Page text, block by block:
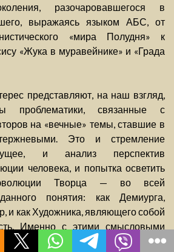
разочаровавшегося в
выражаясь языком АБС, от
«мира Полудня» к
«Жука в муравейнике» и «Града
представляют, на наш взгляд,
проблематики, связанные с
на «вечные» темы, ставшие в
Это и стремление
и анализ перспектив
человека, и попытка осветить
Творца — во всей
понятия: как Демиурга,
и как Художника, являющего собой
Именно с этими смысловыми
прежде всего, булгаковские